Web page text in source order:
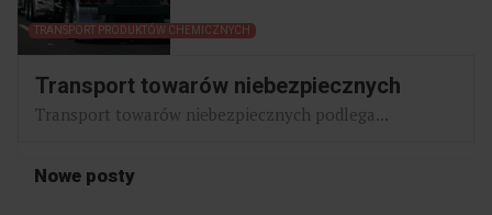
TRANSPORT PRODUKTÓW CHEMICZNYCH
Transport towarów niebezpiecznych
Transport towarów niebezpiecznych podlega...
Nowe posty